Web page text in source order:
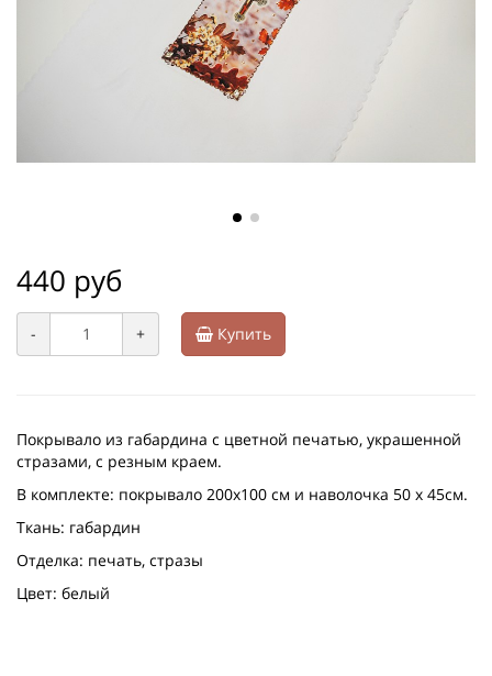
440 руб
- + Купить
Покрывало из габардина с цветной печатью, украшенной
стразами, с резным краем.
В комплекте: покрывало 200х100 см и наволочка 50 х 45см.
Ткань: габардин
Отделка: печать, стразы
Цвет: белый